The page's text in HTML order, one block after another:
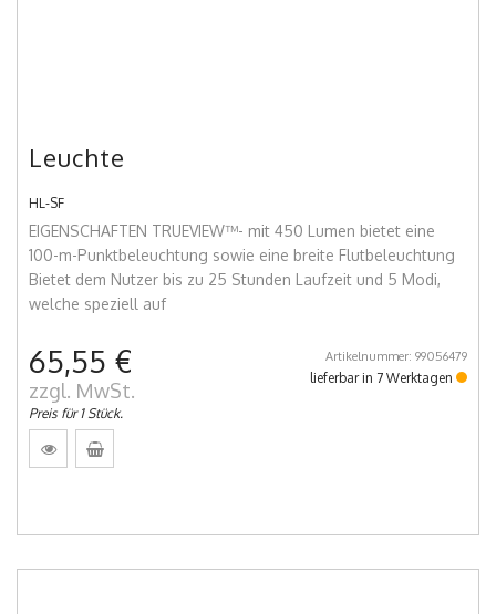
Leuchte
HL-SF
EIGENSCHAFTEN TRUEVIEW™- mit 450 Lumen bietet eine
100-m-Punktbeleuchtung sowie eine breite Flutbeleuchtung
Bietet dem Nutzer bis zu 25 Stunden Laufzeit und 5 Modi,
welche speziell auf
65,55 €
zzgl. MwSt.
Preis für 1 Stück.
Artikelnummer: 99056479
lieferbar in 7 Werktagen